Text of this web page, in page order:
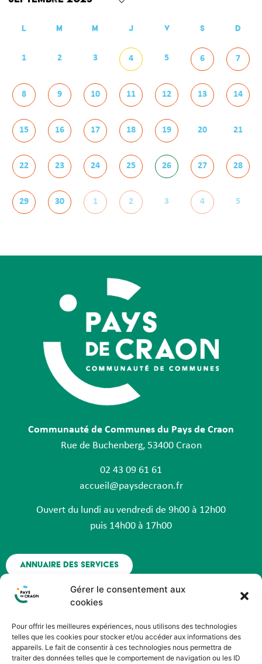
Gérer le consentement aux
cookies
Pour offrir les meilleures expériences, nous utilisons des technologies
telles que les cookies pour stocker et/ou accéder aux informations des
appareils. Le fait de consentir à ces technologies nous permettra de
traiter des données telles que le comportement de navigation ou les ID
L M M J V S D
1 2 3 4 5 6 7
8 9 10 11 12 13 14
15 16 17 18 19 20 21
22 23 24 25 26 27 28
29 30 1 2 3 4 5
Communauté de Communes du Pays de Craon
Rue de Buchenberg, 53400 Craon
02 43 09 61 61
accueil@paysdecraon.fr
Ouvert du lundi au vendredi de 9h00 à 12h00
puis 14h00 à 17h00
Annuaire des services
Nous contacter
Espace agent - Octime